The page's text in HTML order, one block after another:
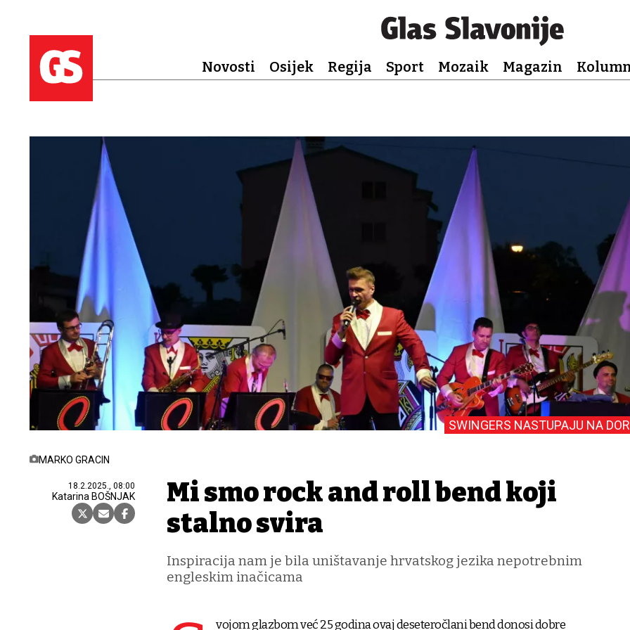
Novosti Osijek Regija Sport Mozaik Magazin
MARKO GRACIN
18.2.2025., 08:00
Katarina BOŠNJAK
SWINGERS NASTUPAJU NA
Mi smo rock and roll bend koji
stalno svira
Inspiracija nam je bila uništavanje hrvatskog jezika nepotrebnim
engleskim inačicama
vojom glazbom već 25 godina ovaj deseteročlani bend donosi dobre